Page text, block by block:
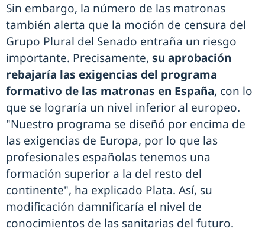
Sin embargo, la número de las matronas
también alerta que la moción de censura del
Grupo Plural del Senado entraña un riesgo
importante. Precisamente, su aprobación
rebajaría las exigencias del programa
formativo de las matronas en España, con lo
que se lograría un nivel inferior al europeo.
"Nuestro programa se diseñó por encima de
las exigencias de Europa, por lo que las
profesionales españolas tenemos una
formación superior a la del resto del
continente", ha explicado Plata. Así, su
modificación damnificaría el nivel de
conocimientos de las sanitarias del futuro.